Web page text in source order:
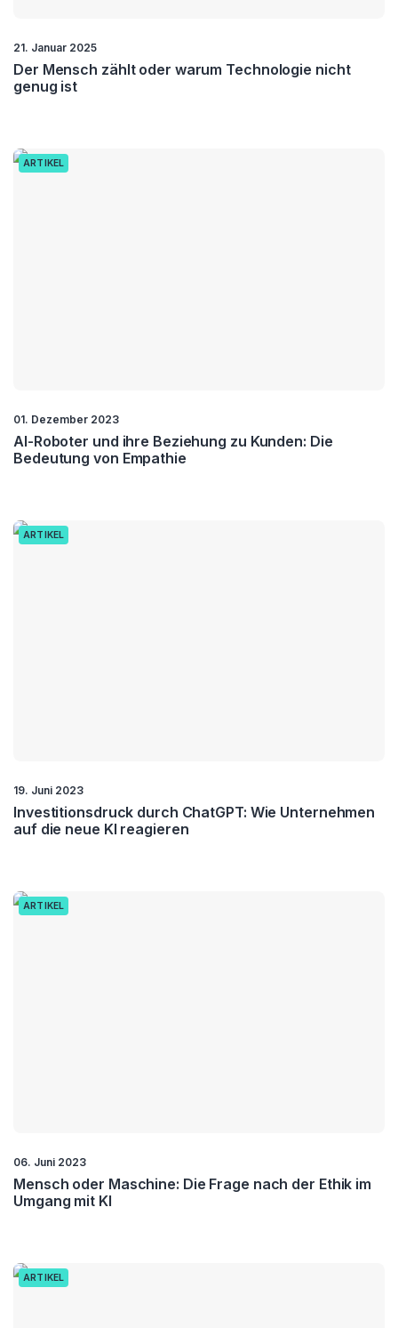
21. Januar 2025
Der Mensch zählt oder warum Technologie nicht
genug ist
ARTIKEL
01. Dezember 2023
AI-Roboter und ihre Beziehung zu Kunden: Die
Bedeutung von Empathie
ARTIKEL
19. Juni 2023
Investitionsdruck durch ChatGPT: Wie Unternehmen
auf die neue KI reagieren
ARTIKEL
06. Juni 2023
Mensch oder Maschine: Die Frage nach der Ethik im
Umgang mit KI
ARTIKEL